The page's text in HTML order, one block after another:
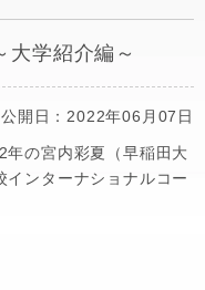
大学紹介編～
公開日：2022年06月07日
の宮内彩夏（早稲田大
ンターナショナルコー